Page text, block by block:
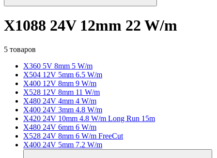
X1088 24V 12mm 22 W/m
5 товаров
X360 5V 8mm 5 W/m
X504 12V 5mm 6.5 W/m
X400 12V 8mm 9 W/m
X528 12V 8mm 11 W/m
X480 24V 4mm 4 W/m
X400 24V 3mm 4.8 W/m
X420 24V 10mm 4.8 W/m Long Run 15m
X480 24V 6mm 6 W/m
X528 24V 8mm 6 W/m FreeCut
X400 24V 5mm 7.2 W/m